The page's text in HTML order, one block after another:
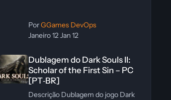
PorGGames DevOps
Janeiro 12Jan 12
Dublagem do Dark Souls II:
Scholar of the First Sin – PC
[PT‑BR]
Descrição Dublagem do jogo Dark